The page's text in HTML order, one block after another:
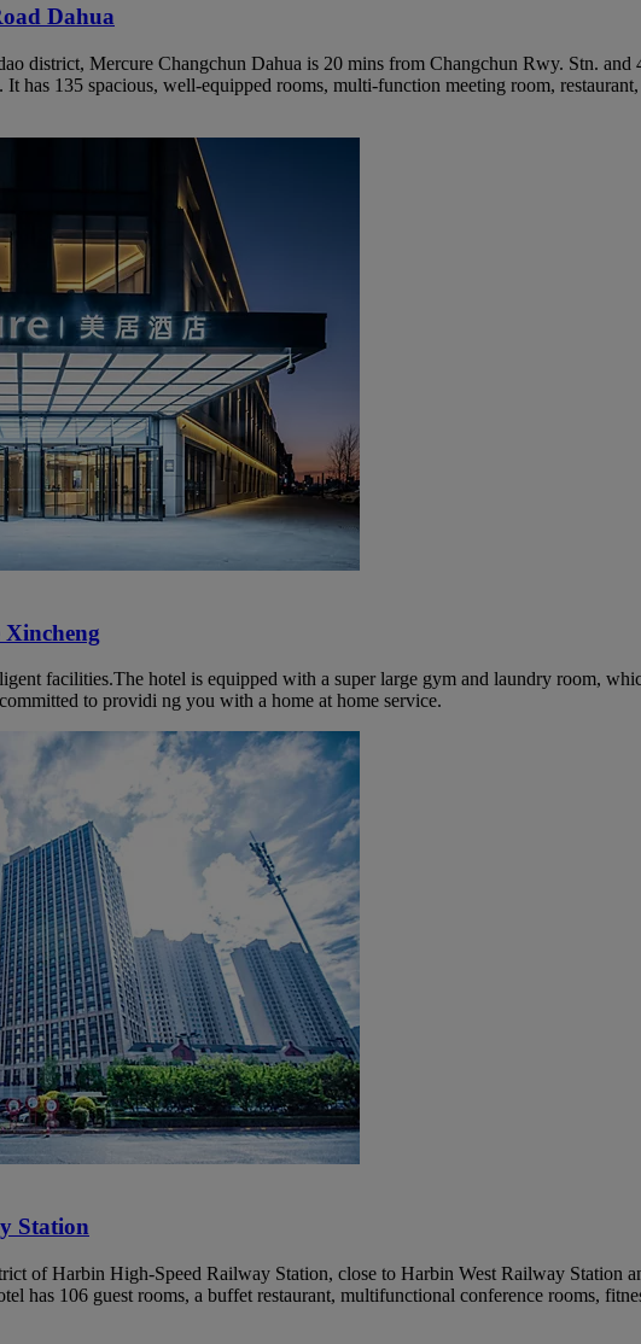
Dahua
district, Mercure Changchun Dahua is 20 mins from Changchun Rwy. Stn.
has 135 spacious, well-equipped rooms, multi-function meeting room,
facilities.The hotel is equipped with a super large gym and laundry room,
to providi ng you with a home at home service.
Station
of Harbin High-Speed Railway Station, close to Harbin West Railway Station
has 106 guest rooms, a buffet restaurant, multifunctional conference rooms,